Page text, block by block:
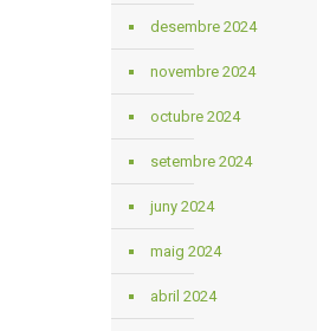
desembre 2024
novembre 2024
octubre 2024
setembre 2024
juny 2024
maig 2024
abril 2024